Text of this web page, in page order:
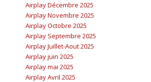
Airplay Décembre 2025
Airplay Novembre 2025
Airplay Octobre 2025
Airplay Septembre 2025
Airplay Juillet-Aout 2025
Airplay juin 2025
Airplay mai 2025
Airplay Avril 2025